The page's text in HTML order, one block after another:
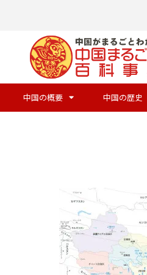
ン
中国の概要 中国の歴史